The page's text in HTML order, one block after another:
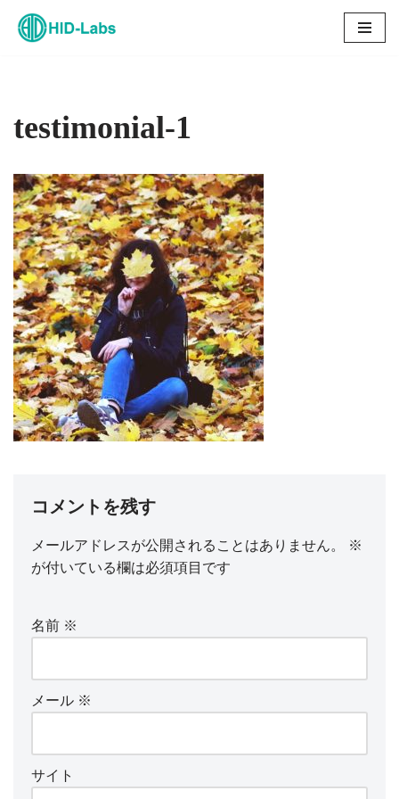
ツ
ス
キ
ッ
プ
testimonial-1
コメントを残す
メールアドレスが公開されることはありません。
※
が付いている欄は必須項目です
名前 ※
メール ※
サイト